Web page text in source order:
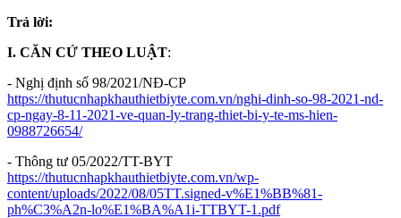
Trả lời:
I. CĂN CỨ THEO LUẬT:
- Nghị định số 98/2021/NĐ-CP
https://thutucnhapkhauthietbiyte.com.vn/nghi-dinh-so-98-2021-nd-
cp-ngay-8-11-2021-ve-quan-ly-trang-thiet-bi-y-te-ms-hien-
0988726654/
- Thông tư 05/2022/TT-BYT
https://thutucnhapkhauthietbiyte.com.vn/wp-
content/uploads/2022/08/05TT.signed-v%E1%BB%81-
ph%C3%A2n-lo%E1%BA%A1i-TTBYT-1.pdf